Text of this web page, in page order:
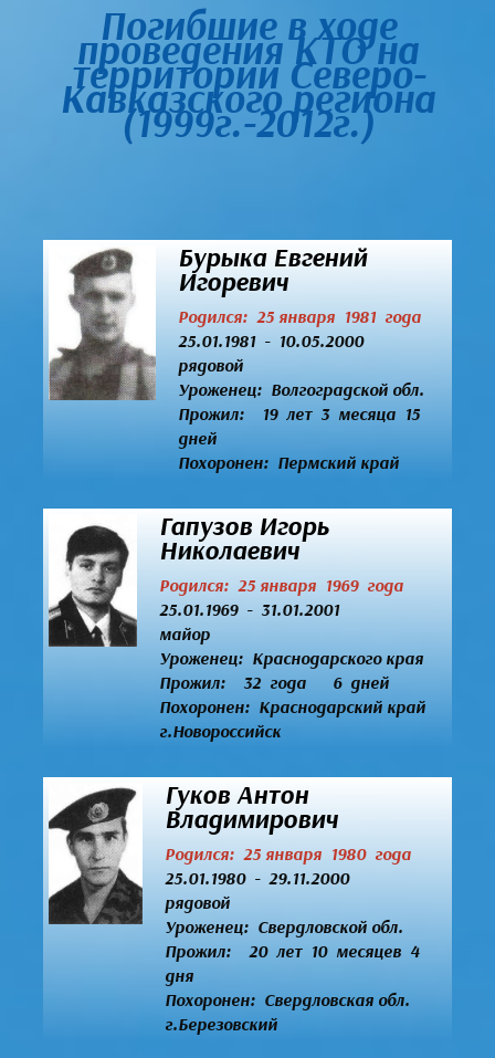
Погибшие в ходе
проведения КТО на
территории Северо-
Кавказского региона
(1999г.-2012г.)
Бурыка Евгений
Игоревич
Родился: 25 января 1981 года
25.01.1981 - 10.05.2000
рядовой
Уроженец:Волгоградской обл.
Прожил: 19 лет 3 месяца 15
дней
Похоронен: Пермский край
Гапузов Игорь
Николаевич
Родился: 25 января 1969 года
25.01.1969 - 31.01.2001
майор
Уроженец: Краснодарского края
Прожил: 32 года 6 дней
Похоронен: Краснодарский край
г.Новороссийск
Гуков Антон
Владимирович
Родился: 25 января 1980 года
25.01.1980 - 29.11.2000
рядовой
Уроженец: Свердловской обл.
Прожил: 20 лет 10 месяцев 4
дня
Похоронен: Свердловская обл.
г.Березовский